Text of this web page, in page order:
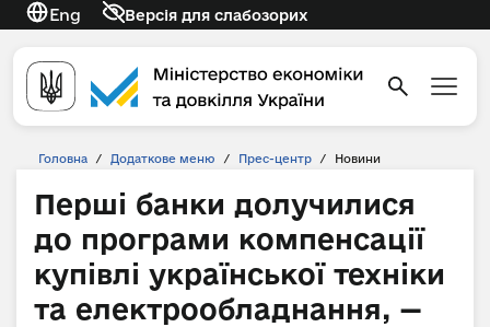
Eng Версія для слабозорих
Головна / Додаткове меню / Прес-центр / Новини
Перші банки долучилися
до програми компенсації
купівлі української техніки
та електрообладнання, —